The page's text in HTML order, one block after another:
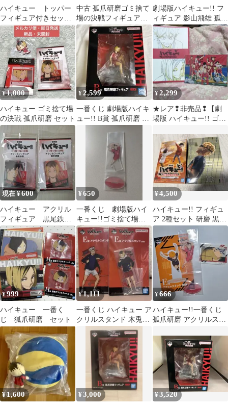
ハイキュー トッパー
フィギュア付きセッ
ト ゴミ捨て場の決戦
中古 孤爪研磨ゴミ捨て
場の決戦フィギュア
「劇場版ハイキュ
ー!!」
劇場版ハイキュー!! フ
ィギュア 影山飛雄 孤爪
研磨 黒尾鉄朗
¥1,000
ハイキュー ゴミ捨て場
の決戦 孤爪研磨 セット
¥2,599
一番くじ 劇場版ハイキ
ュー!! B賞 孤爪研磨 フ
¥2,299
★レア❢非売品❢【劇
場版 ハイキュー!! ゴミ
典セット】
現在 ¥600
ハイキュー アクリル
フィギュア 黒尾鉄
朗 孤爪研磨
¥650
一番くじ 劇場版ハイ
キュー!!ゴミ捨て場の
決戦 アクリルスタン
ド(研磨)
¥4,500
ハイキュー!! フィギュ
ア 2種セット 研磨 黒尾
月島
¥999
ハイキュー 一番く
じ 狐爪研磨 セット
¥1,111
一番くじ ハイキュー ア
クリルスタンド 木兎光
太郎 孤爪研磨
¥666
ハイキュー!!一番くじ
孤爪研磨 アクリルスタ
¥1,600 ¥3,000 ¥3,520